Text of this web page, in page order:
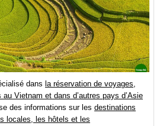
dans la réservation de voyages,
Vietnam et dans d’autres pays d’Asie
des informations sur les destinations
locales, les hôtels et les